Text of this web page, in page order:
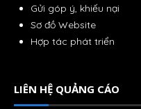
Gửi góp ý, khiếu nại
Sơ đồ Website
Hợp tác phát triển
LIÊN HỆ QUẢNG CÁO